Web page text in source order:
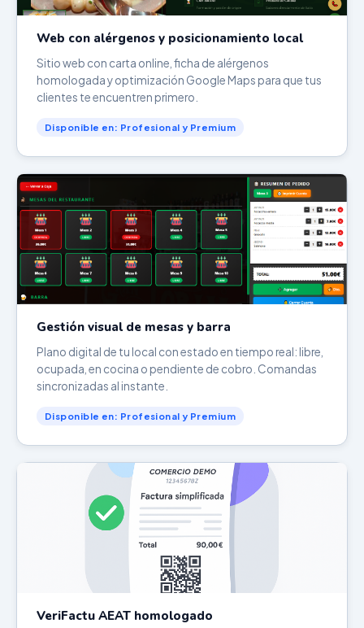
Web con alérgenos y posicionamiento local
Sitio web con carta online, ficha de alérgenos
homologada y optimización Google Maps para que tus
clientes te encuentren primero.
Disponible en: Profesional y Premium
Gestión visual de mesas y barra
Plano digital de tu local con estado en tiempo real: libre,
ocupada, en cocina o pendiente de cobro. Comandas
sincronizadas al instante.
Disponible en: Profesional y Premium
VeriFactu AEAT homologado